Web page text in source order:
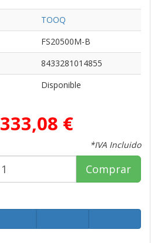
TOOQ
FS20500M-B
8433281014855
Disponible
333,08 €
*IVA Incluido
Comprar